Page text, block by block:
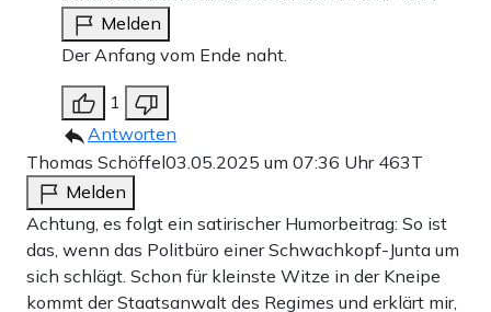
Melden
Der Anfang vom Ende naht.
1
Antworten
Thomas Schöffel03.05.2025 um 07:36 Uhr 463T
Melden
Achtung, es folgt ein satirischer Humorbeitrag: So ist
das, wenn das Politbüro einer Schwachkopf-Junta um
sich schlägt. Schon für kleinste Witze in der Kneipe
kommt der Staatsanwalt des Regimes und erklärt mir,